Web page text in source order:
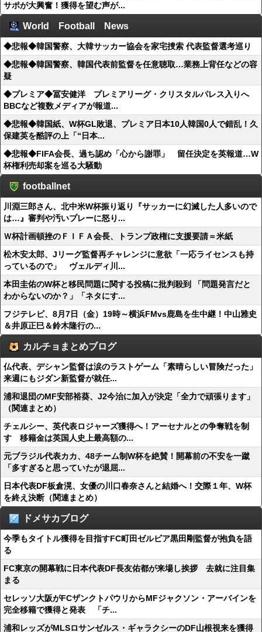
サポが大興奮！獲得を望む声が...
World Football News
◆悲報◆韓国警察、大韓サッカー協会を家宅捜索 代表監督選考巡り
◆悲報◆韓国警察、韓国代表前監督を任意聴取…業務上背任などの容
疑
◆プレミア◆冨安健洋 プレミアリーグ・クリスタルパレス入りへ
BBCなど複数メディアが報道...
◆悲報◆韓国紙、W杯GL敗退、プレミア日本10人韓国0人で錯乱！久
保建英を酷評の上「“日本...
◆悲報◆FIFA会長、過ち認め「心から謝罪」 留任決定を英報道…W
杯権利売却案を巡る大騒動
footballnet
川淵三郎さん、北中米W杯振り返り『サッカーに幻滅した人多いので
は…』審判や汚いプレーに怒り...
Ｗ杯計画頓挫のＦＩＦＡ会長、トランプ政権に支援要請＝米紙
松木安太郎、Jリーグ監督再チャレンジに意欲「一応ライセンスも持
っているので」 ヴェルディ川...
本田圭佑のW杯と移民問題に関する投稿に批判殺到 「問題発言だと
わからないのか？」「ネタにす...
フジテレビ、8月7日（金）19時～横浜FMvs鹿島を生中継！中山雅史
＆井原正巳＆鈴木隆行の...
カルチョまとめブログ
仏代表、デシャン監督は涙のラストゲーム「素晴らしい冒険だった」
来週にもジダン新監督が就任...
浦和退団のMF安部裕葵、J2今治に加入が決定「全力で頑張ります」
（関連まとめ）
チェルシー、英代表ロジャーズ獲得へ！アーセナルとの争奪戦を制
す 移籍金は英国人史上最高額の...
元ブラジル代表カカ、48チーム制W杯を絶賛！開幕前の不安を一蹴
「多すぎると思っていたが退屈...
日本代表DF板倉滉、女優の川口春奈さんと結婚へ！交際１年、W杯
を終え決断（関連まとめ）
ドメサカブログ
今季もタイトル獲得を目指すFC町田ゼルビア黒田剛監督が抱負を語
る
FC東京の開幕戦に日本代表DF長友佑都が来場し挨拶 去就に注目集
まる
セレッソ大阪がFCザンクトパウリからMFジャクソン・アーバインを
完全移籍で獲得と発表 「チ...
浦和レッズがMLSロサンゼルス・ギャラクシーのDF山根視来を獲得